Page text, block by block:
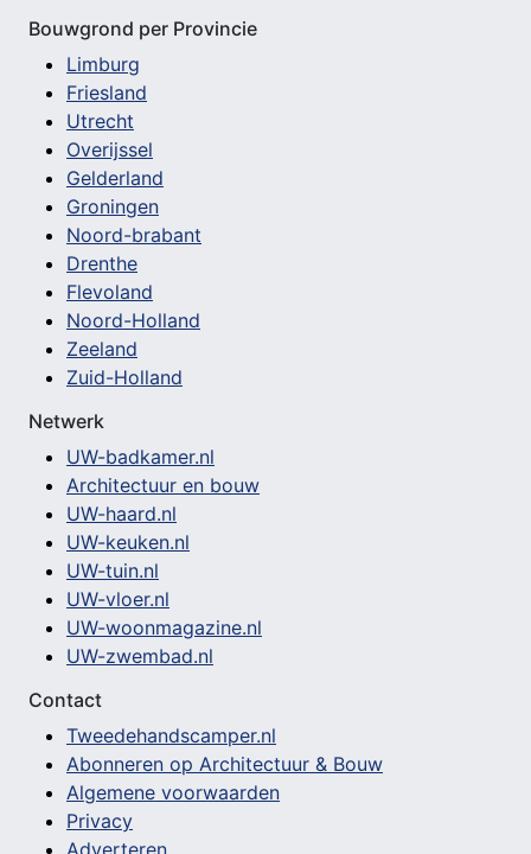
Bouwgrond per Provincie
Limburg
Friesland
Utrecht
Overijssel
Gelderland
Groningen
Noord-brabant
Drenthe
Flevoland
Noord-Holland
Zeeland
Zuid-Holland
Netwerk
UW-badkamer.nl
Architectuur en bouw
UW-haard.nl
UW-keuken.nl
UW-tuin.nl
UW-vloer.nl
UW-woonmagazine.nl
UW-zwembad.nl
Contact
Tweedehandscamper.nl
Abonneren op Architectuur & Bouw
Algemene voorwaarden
Privacy